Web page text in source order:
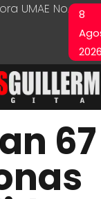
8
2026
UMAE No. 71
Lista
67